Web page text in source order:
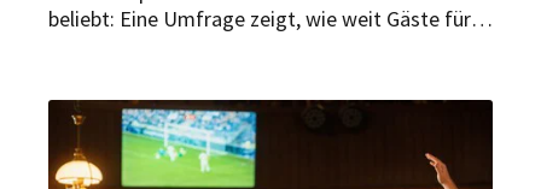
beliebt: Eine Umfrage zeigt, wie weit Gäste für
hundefreundliche Angebote haben.